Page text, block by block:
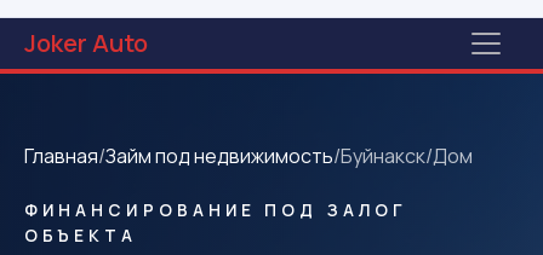
JokerAuto
Главная/Займ под недвижимость/Буйнакск/Дом
ФИНАНСИРОВАНИЕ ПОД ЗАЛОГ
ОБЪЕКТА